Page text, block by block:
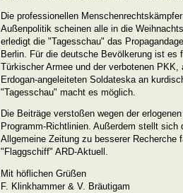
Die professionellen
Außenpolitik scheinen alle in die
erledigt die "Tagesschau" das
Berlin. Für die deutsche Bevölkerung ist es
Türkischer Armee und der verbotenen
Erdogan-angeleiteten Soldateska an
"Tagesschau" macht es möglich.
Die Beiträge verstoßen wegen der
Programm-Richtlinien. Außerdem stellt sich
Allgemeine Zeitung zu besserer Recherche
"Flaggschiff" ARD-Aktuell.
Mit höflichen Grüßen
F. Klinkhammer & V. Bräutigam